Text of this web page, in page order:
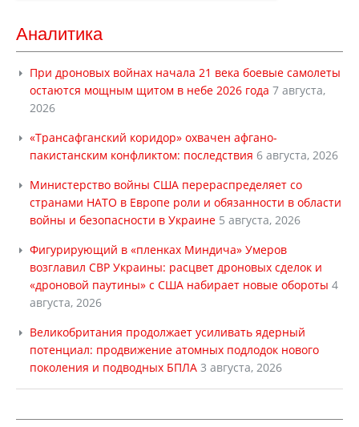
Аналитика
При дроновых войнах начала 21 века боевые самолеты
остаются мощным щитом в небе 2026 года 7 августа,
2026
«Трансафганский коридор» охвачен афгано-
пакистанским конфликтом: последствия 6 августа, 2026
Министерство войны США перераспределяет со
странами НАТО в Европе роли и обязанности в области
войны и безопасности в Украине 5 августа, 2026
Фигурирующий в «пленках Миндича» Умеров
возглавил СВР Украины: расцвет дроновых сделок и
«дроновой паутины» с США набирает новые обороты 4
августа, 2026
Великобритания продолжает усиливать ядерный
потенциал: продвижение атомных подлодок нового
поколения и подводных БПЛА 3 августа, 2026